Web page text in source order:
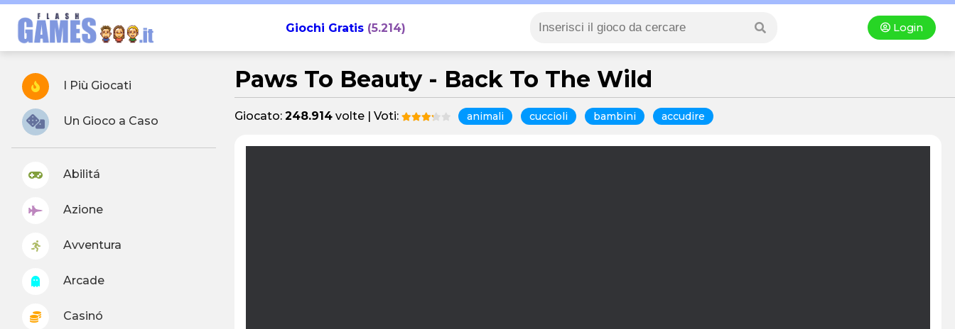
Giochi Gratis(5.214) Login
I Più Giocati
Un Gioco a Caso
Abilitá
Azione
Avventura
Arcade
Casinó
Paws To Beauty - Back To The Wild
Giocato: 248.914 volte | Voti: animali cuccioli bambini accudire